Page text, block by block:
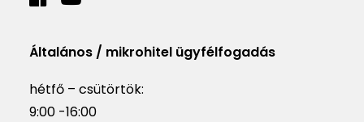
Általános / mikrohitel ügyfélfogadás
hétfő – csütörtök:
9:00 -16:00